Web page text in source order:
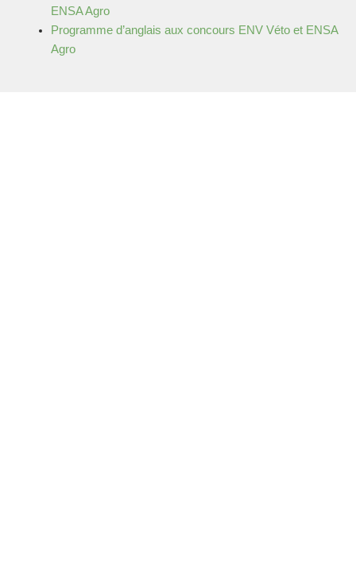
ENSA Agro
Programme d’anglais aux concours ENV Véto et ENSA
Agro